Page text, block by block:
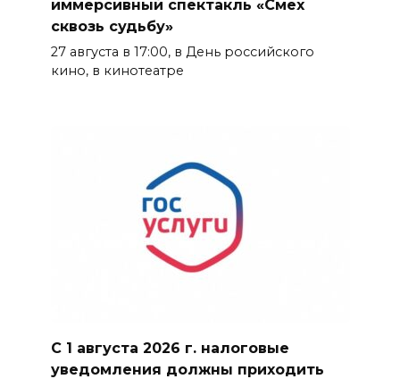
иммерсивный спектакль «Смех
сквозь судьбу»
27 августа в 17:00, в День российского
кино, в кинотеатре
С 1 августа 2026 г. налоговые
уведомления должны приходить